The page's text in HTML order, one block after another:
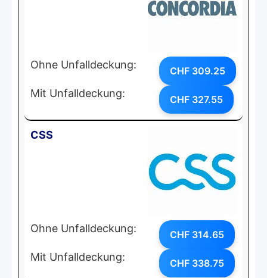
Ohne Unfalldeckung: CHF 309.25
Mit Unfalldeckung: CHF 327.55
CSS
Ohne Unfalldeckung: CHF 314.65
Mit Unfalldeckung: CHF 338.75